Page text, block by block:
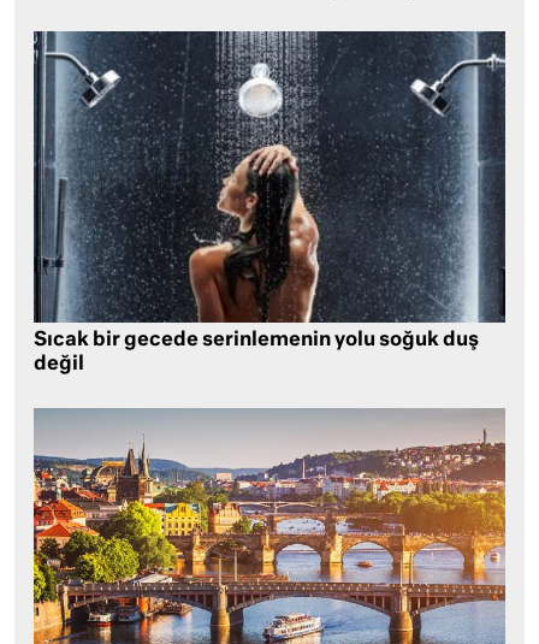
Sıcak bir gecede serinlemenin yolu soğuk duş
değil